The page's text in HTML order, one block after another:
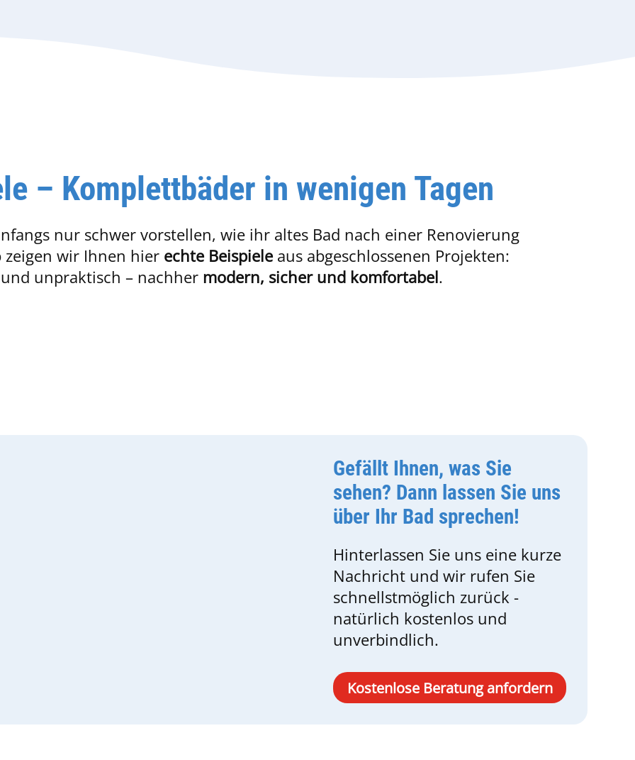
– Komplettbäder in wenigen Tagen
nur schwer vorstellen, wie ihr altes Bad nach einer Renovierung
zeigen wir Ihnen hier echte Beispieleaus abgeschlossenen Projekten:
unpraktisch – nachher modern, sicher und komfortabel.
Gefällt Ihnen, was Sie
sehen? Dann lassen Sie uns
über Ihr Bad sprechen!
Hinterlassen Sie uns eine kurze
Nachricht und wir rufen Sie
schnellstmöglich zurück -
natürlich kostenlos und
unverbindlich.
Kostenlose Beratung anfordern